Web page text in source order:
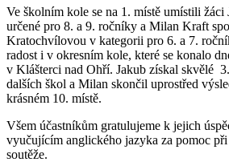
Ve školním kole se na 1. místě umístili žáci
určené pro 8. a 9. ročníky a Milan Kraft
Kratochvílovou v kategorii pro 6. a 7.
radost i v okresním kole, které se konalo
v Klášterci nad Ohří. Jakub získal skvělé
dalších škol a Milan skončil uprostřed
krásném 10. místě.
Všem účastníkům gratulujeme k jejich
vyučujícím anglického jazyka za pomoc
soutěže.